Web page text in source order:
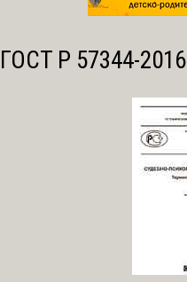
ГОСТ Р 57344-2016